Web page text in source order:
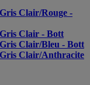
Clair/Rouge -
Clair - Bott
Clair/Bleu - Bott
Clair/Anthracite